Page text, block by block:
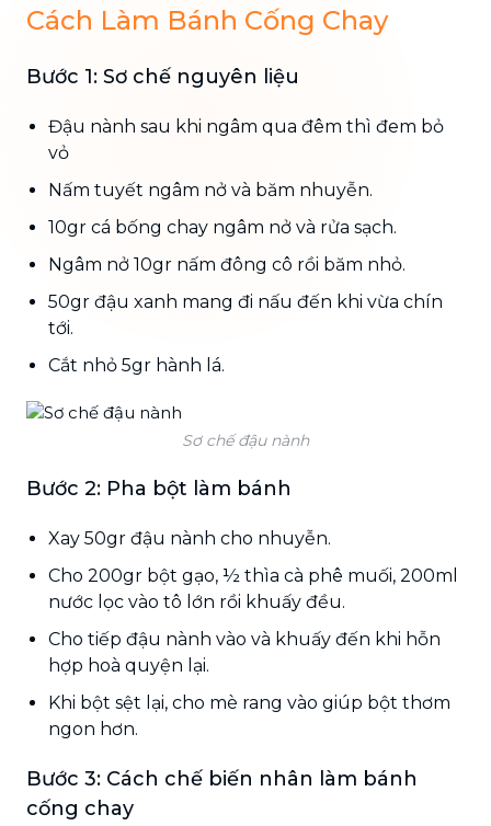
Cách Làm Bánh Cống Chay
Bước 1: Sơ chế nguyên liệu
Đậu nành sau khi ngâm qua đêm thì đem bỏ
vỏ
Nấm tuyết ngâm nở và băm nhuyễn.
10gr cá bống chay ngâm nở và rửa sạch.
Ngâm nở 10gr nấm đông cô rồi băm nhỏ.
50gr đậu xanh mang đi nấu đến khi vừa chín
tới.
Cắt nhỏ 5gr hành lá.
Sơ chế đậu nành
Bước 2: Pha bột làm bánh
Xay 50gr đậu nành cho nhuyễn.
Cho 200gr bột gạo, ½ thìa cà phê muối, 200ml
nước lọc vào tô lớn rồi khuấy đều.
Cho tiếp đậu nành vào và khuấy đến khi hỗn
hợp hoà quyện lại.
Khi bột sệt lại, cho mè rang vào giúp bột thơm
ngon hơn.
Bước 3: Cách chế biến nhân làm bánh
cống chay